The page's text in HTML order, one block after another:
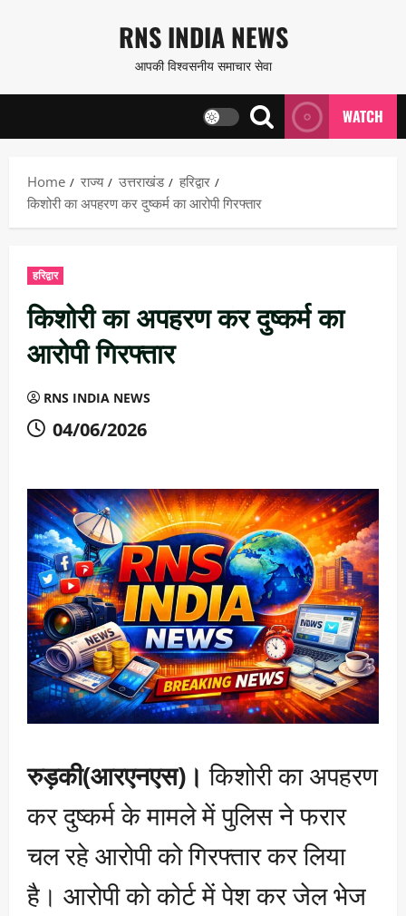
content
RNS INDIA NEWS
आपकी विश्वसनीय समाचार सेवा
WATCH
Home राज्य उत्तराखंड
हरिद्वार
किशोरी का अपहरण कर दुष्कर्म का आरोपी गिरफ्तार
हरिद्वार
किशोरी का अपहरण कर दुष्कर्म का
आरोपी गिरफ्तार
RNS INDIA NEWS
04/06/2026
रुड़की(आरएनएस)।किशोरी का अपहरण
कर दुष्कर्म के मामले में पुलिस ने फरार
चल रहे आरोपी को गिरफ्तार कर लिया
है। आरोपी को कोर्ट में पेश कर जेल भेज